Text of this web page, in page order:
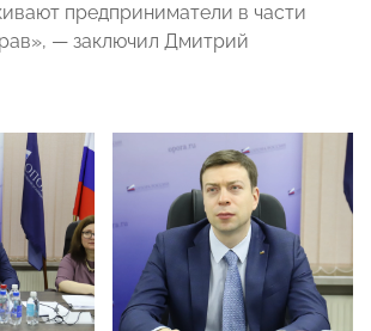
предприниматели в части
— заключил Дмитрий